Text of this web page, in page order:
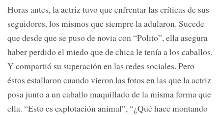
Horas antes, la actriz tuvo que enfrentar las críticas de sus
seguidores, los mismos que siempre la adularon. Sucede
que desde que se puso de novia con “Polito”, ella asegura
haber perdido el miedo que de chica le tenía a los caballos.
Y compartió su superación en las redes sociales. Pero
éstos estallaron cuando vieron las fotos en las que la actriz
posa junto a un caballo maquillado de la misma forma que
ella. “Esto es explotación animal”, “¿Qué hace montando